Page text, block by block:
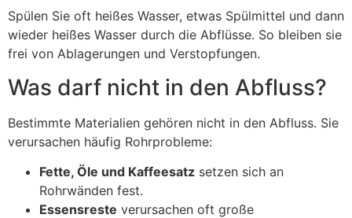
Spülen Sie oft heißes Wasser, etwas Spülmittel und dann
wieder heißes Wasser durch die Abflüsse. So bleiben sie
frei von Ablagerungen und Verstopfungen.
Was darf nicht in den Abfluss?
Bestimmte Materialien gehören nicht in den Abfluss. Sie
verursachen häufig Rohrprobleme:
Fette, Öle und Kaffeesatz setzen sich an
Rohrwänden fest.
Essensreste verursachen oft große